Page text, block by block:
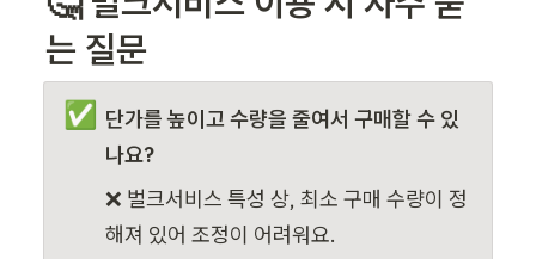
는 질문
✅ 단가를 높이고 수량을 줄여서 구매할 수 있
나요?
❌ 벌크서비스 특성 상, 최소 구매 수량이 정
해져 있어 조정이 어려워요.